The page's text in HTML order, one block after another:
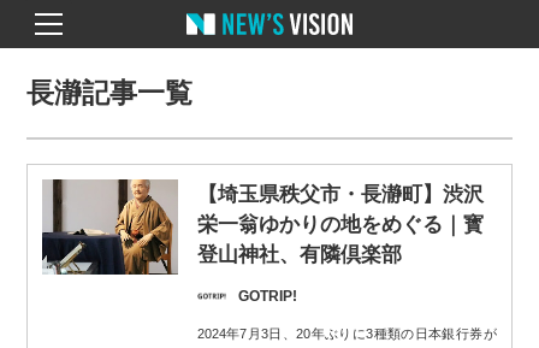
長瀞記事一覧
【埼玉県秩父市・長瀞町】渋沢
栄一翁ゆかりの地をめぐる｜寳
登山神社、有隣倶楽部
GOTRIP!
2024年7月3日、20年ぶりに3種類の日本銀行券が